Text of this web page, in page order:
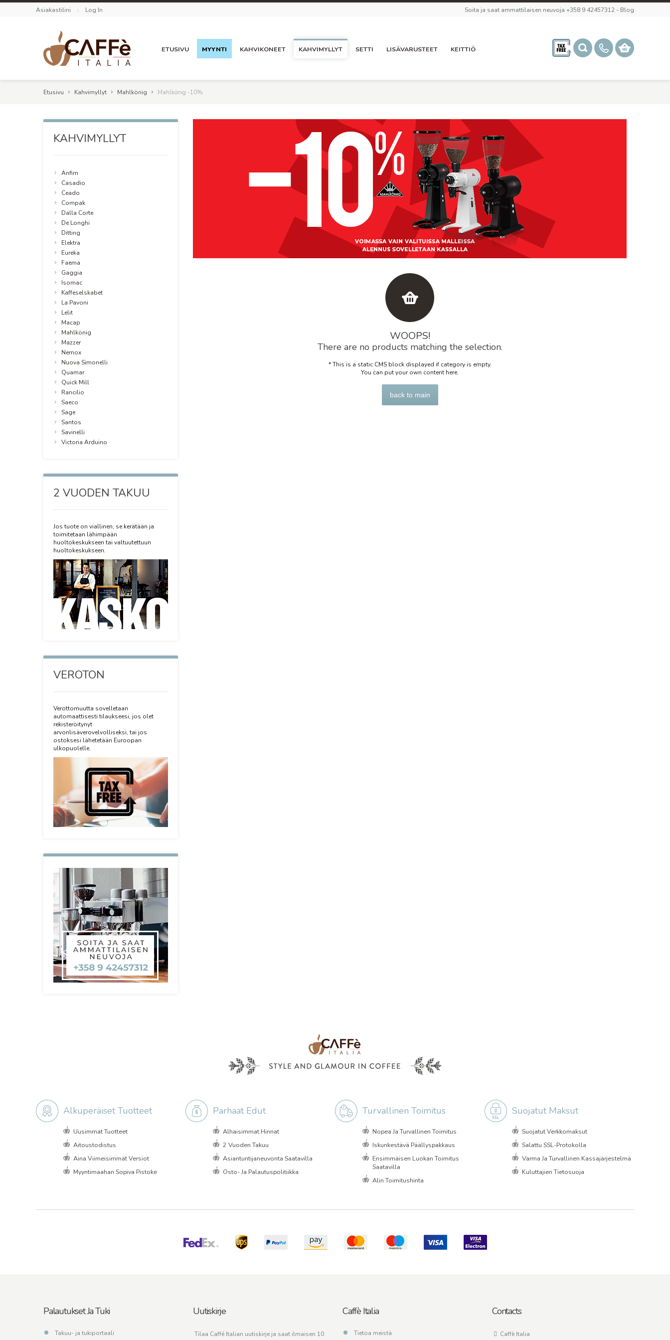
Asiakastilini Log In Soita ja saat ammattilaisen neuvoja +358 9 42457312 - Blog
ETUSIVU MYYNTI KAHVIKONEET KAHVIMYLLYT SETTI LISÄVARUSTEET KEITTIÖ
Etusivu Kahvimyllyt Mahlkönig Mahlkönig -10%
WOOPS!
There are no products matching the selection.
* This is a static CMS block displayed if category is empty.
You can put your own content here.
back to main
KAHVIMYLLYT
Anfim
Casadio
Ceado
Compak
Dalla Corte
De Longhi
Ditting
Elektra
Eureka
Faema
Gaggia
Isomac
Kaffeselskabet
La Pavoni
Lelit
Macap
Mahlkönig
Mazzer
Nemox
Nuova Simonelli
Quamar
Quick Mill
Rancilio
Saeco
Sage
Santos
Savinelli
Victoria Arduino
2 VUODEN TAKUU
Jos tuote on viallinen, se kerätään ja
toimitetaan lähimpään
huoltokeskukseen tai valtuutettuun
huoltokeskukseen.
VEROTON
Verottomuutta sovelletaan
automaattisesti tilaukseesi, jos olet
rekisteröitynyt
arvonlisäverovelvolliseksi, tai jos
ostoksesi lähetetään Euroopan
ulkopuolelle.
Alkuperäiset Tuotteet
Uusimmat Tuotteet
Aitoustodistus
Aina Viimeisimmät Versiot
Myyntimaahan Sopiva Pistoke
Parhaat Edut
Alhaisimmat Hinnat
2 Vuoden Takuu
Asiantuntijaneuvonta Saatavilla
Osto- Ja Palautuspolitiikka
Turvallinen Toimitus
Nopea Ja Turvallinen Toimitus
Iskunkestävä Päällyspakkaus
Ensimmäisen Luokan Toimitus
Saatavilla
Alin Toimitushinta
Suojatut Maksut
Suojatut Verkkomaksut
Salattu SSL-Protokolla
Varma Ja Turvallinen Kassajärjestelmä
Kuluttajien Tietosuoja
Palautukset Ja Tuki
Takuu- ja tukiportaali
Uutiskirje
Tilaa Caffé Italian uutiskirje ja saat ilmaisen 10
Caffè Italia
Tietoa meistä
Contacts
Caffè Italia